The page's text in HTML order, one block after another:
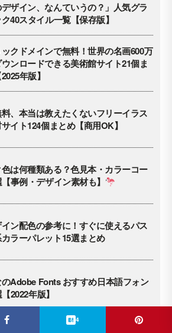
デザイン、なんていうの？」人気グラ
40スタイル一覧【保存版】
クドメインで無料！世界の名画600万
ンロードできる美術館サイト21個ま
年版】
、本当は教えたくないフリーイラス
サイト124個まとめ【商用OK】
は何種類ある？色見本・カラーコー
【事例・デザイン素材も】
ン配色の参考に！すぐに使えるパス
ラーパレット15選まとめ
Adobe Fonts おすすめ日本語フォン
2022年版】
4